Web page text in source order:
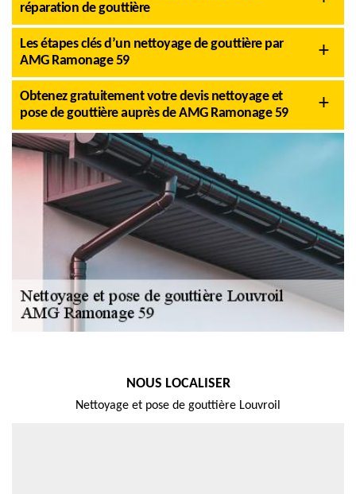
réparation de gouttière
Les étapes clés d’un nettoyage de gouttière par
AMG Ramonage 59
Obtenez gratuitement votre devis nettoyage et
pose de gouttière auprès de AMG Ramonage 59
NOUS LOCALISER
Nettoyage et pose de gouttière Louvroil